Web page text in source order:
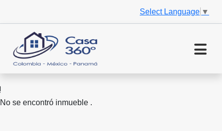
Select Language ▼
No se encontró inmueble .